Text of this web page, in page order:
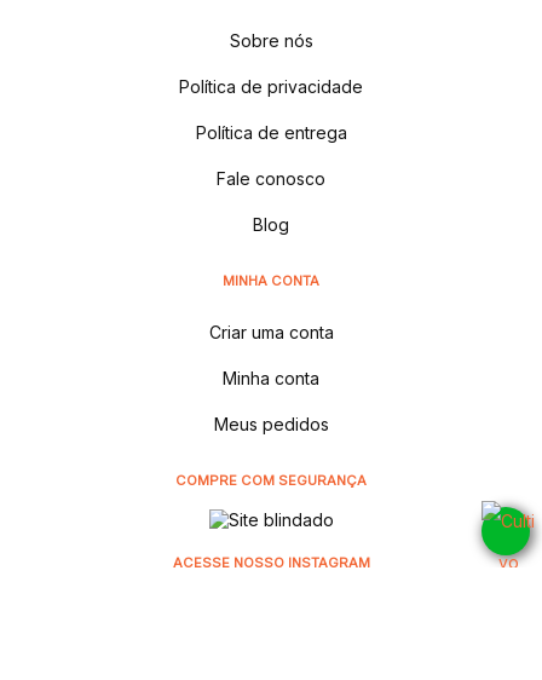
Sobre nós
Política de privacidade
Política de entrega
Fale conosco
Blog
MINHA CONTA
Criar uma conta
Minha conta
Meus pedidos
COMPRE COM SEGURANÇA
ACESSE NOSSO INSTAGRAM